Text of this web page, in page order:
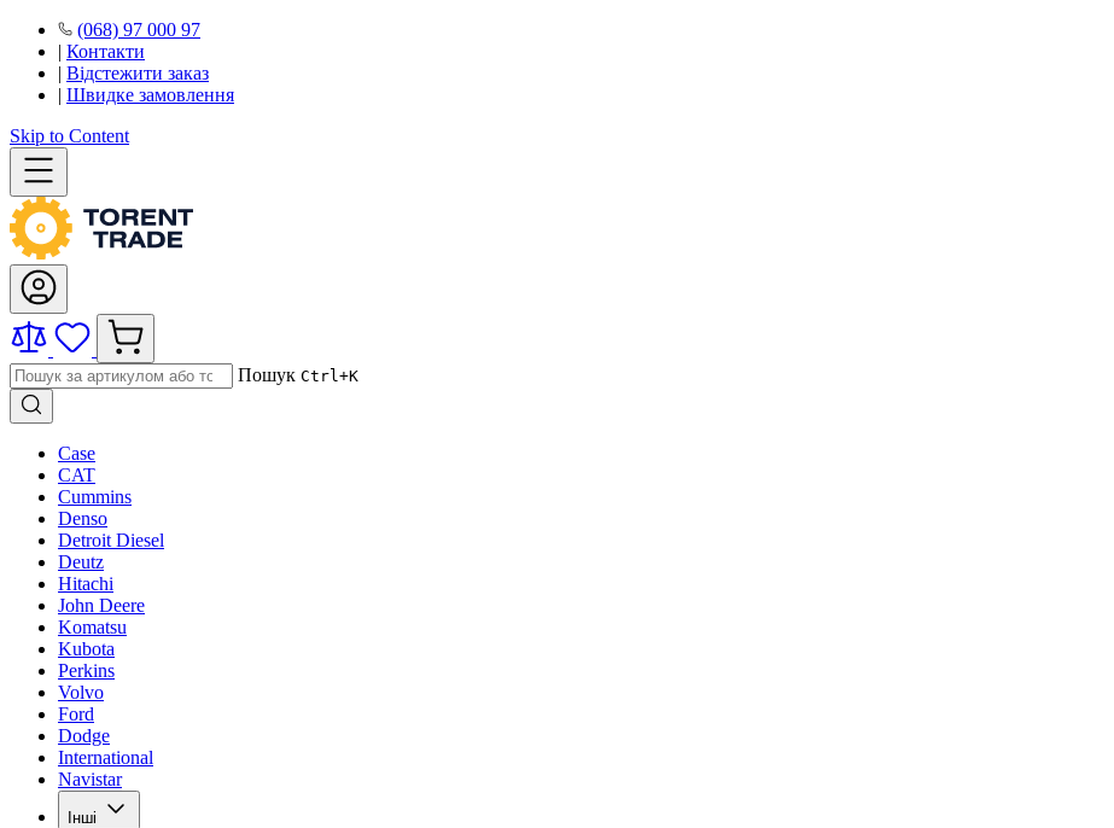
(068) 97 000 97
| Контакти
| Відстежити заказ
| Швидке замовлення
Skip to Content
Пошук Ctrl+K
Case
CAT
Cummins
Denso
Detroit Diesel
Deutz
Hitachi
John Deere
Komatsu
Kubota
Perkins
Volvo
Ford
Dodge
International
Navistar
Інші